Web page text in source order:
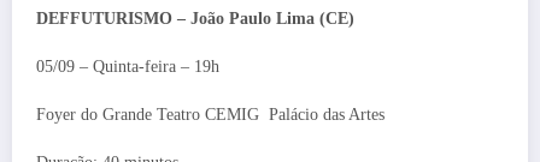
DEFFUTURISMO – João Paulo Lima (CE)
05/09 – Quinta-feira – 19h
Foyer do Grande Teatro CEMIG Palácio das Artes